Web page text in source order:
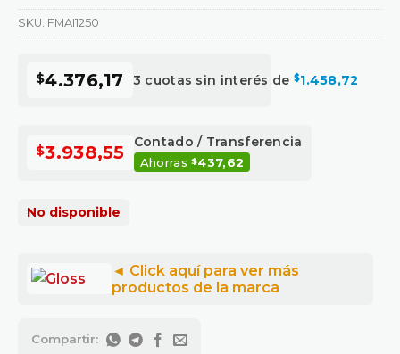
$4.376,17 3 cuotas sin interés de $1.458,72
$3.938,55
Contado / Transferencia
Ahorras$437,62
No disponible
SKU: FMAI1250